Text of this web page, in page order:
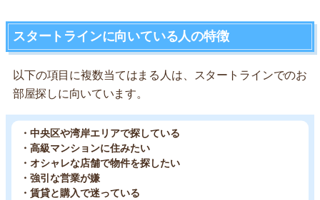
スタートラインに向いている人の特徴
以下の項目に複数当てはまる人は、スタートラインでのお
部屋探しに向いています。
・中央区や湾岸エリアで探している
・高級マンションに住みたい
・オシャレな店舗で物件を探したい
・強引な営業が嫌
・賃貸と購入で迷っている